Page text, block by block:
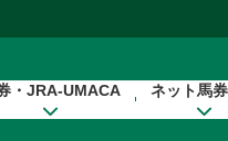
・JRA-UMACA ネット馬